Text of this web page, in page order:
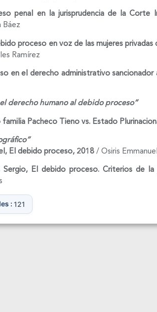
penal en la jurisprudencia de la Corte
Báez
proceso en voz de las mujeres
Ramírez
en el derecho administrativo
derecho humano al debido proceso”
familia Pacheco Tieno vs. Estado
El debido proceso, 2018/ Osiris
Sergio, El debido proceso. Criterios de la
: 121